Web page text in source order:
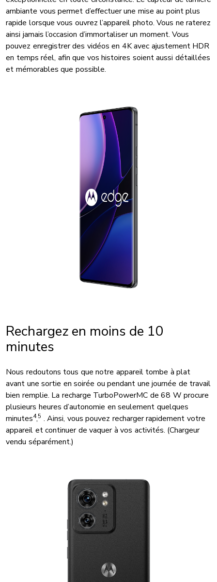
ambiante vous permet d’effectuer une mise au point plus
rapide lorsque vous ouvrez l’appareil photo. Vous ne raterez
ainsi jamais l’occasion d’immortaliser un moment. Vous
pouvez enregistrer des vidéos en 4K avec ajustement HDR
en temps réel, afin que vos histoires soient aussi détaillées
et mémorables que possible.
Rechargez en moins de 10
minutes
Nous redoutons tous que notre appareil tombe à plat
avant une sortie en soirée ou pendant une journée de travail
bien remplie. La recharge TurboPowerMC de 68 W procure
plusieurs heures d’autonomie en seulement quelques
minutes4,5 . Ainsi, vous pouvez recharger rapidement votre
appareil et continuer de vaquer à vos activités. (Chargeur
vendu séparément.)